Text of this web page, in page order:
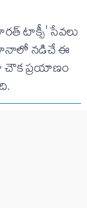
టాక్సీ' సేవలు
నడిచే ఈ
ప్రయాణం